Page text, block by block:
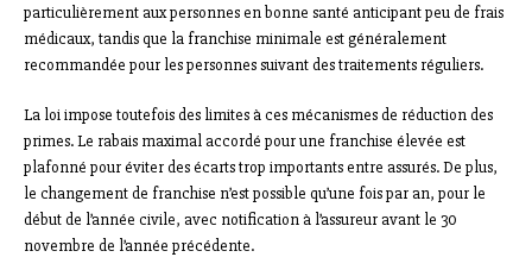
particulièrement aux personnes en bonne santé anticipant peu de frais
médicaux, tandis que la franchise minimale est généralement
recommandée pour les personnes suivant des traitements réguliers.
La loi impose toutefois des limites à ces mécanismes de réduction des
primes. Le rabais maximal accordé pour une franchise élevée est
plafonné pour éviter des écarts trop importants entre assurés. De plus,
le changement de franchise n’est possible qu’une fois par an, pour le
début de l’année civile, avec notification à l’assureur avant le 30
novembre de l’année précédente.